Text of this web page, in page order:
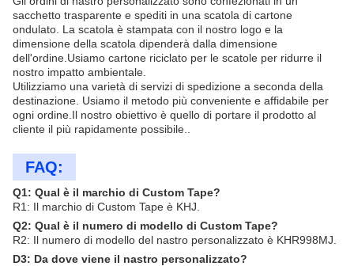
sacchetto trasparente e spediti in una scatola di cartone
ondulato. La scatola è stampata con il nostro logo e la
dimensione della scatola dipenderà dalla dimensione
dell'ordine.Usiamo cartone riciclato per le scatole per ridurre il
nostro impatto ambientale.
Utilizziamo una varietà di servizi di spedizione a seconda della
destinazione. Usiamo il metodo più conveniente e affidabile per
ogni ordine.Il nostro obiettivo è quello di portare il prodotto al
cliente il più rapidamente possibile..
FAQ:
Q1: Qual è il marchio di Custom Tape?
R1: Il marchio di Custom Tape è KHJ.
Q2: Qual è il numero di modello di Custom Tape?
R2: Il numero di modello del nastro personalizzato è KHR998MJ.
D3: Da dove viene il nastro personalizzato?